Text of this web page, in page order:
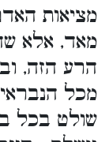
מציאות
מאד, אלא
הרע הזה,
מכל
שולט בכל